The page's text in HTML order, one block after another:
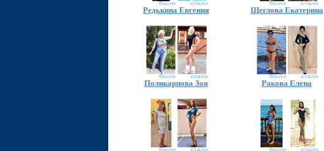
Редькина Евгения Щеглова Екатерина
Поликарпова Зоя Ракова Елена